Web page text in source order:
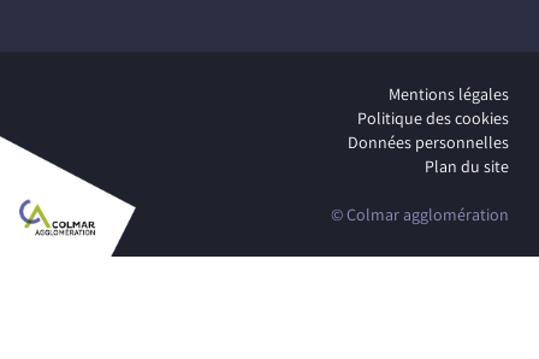
Mentions légales
Politique des cookies
Données personnelles
Plan du site
© Colmar agglomération